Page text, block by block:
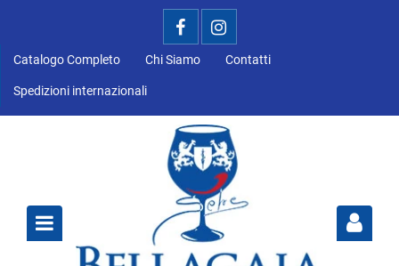
Catalogo Completo Chi Siamo Contatti
Spedizioni internazionali